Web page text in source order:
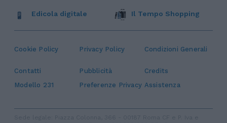
Cookie Policy Privacy Policy Condizioni Generali
Contatti Pubblicità
Credits
Modello 231
Preferenze Privacy Assistenza
Edicola digitale Il Tempo Shopping